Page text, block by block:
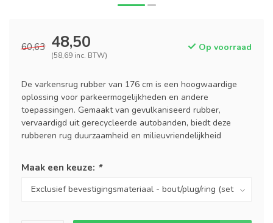
60,63 48,50
(58,69 inc. BTW)
Op voorraad
De varkensrug rubber van 176 cm is een hoogwaardige
oplossing voor parkeermogelijkheden en andere
toepassingen. Gemaakt van gevulkaniseerd rubber,
vervaardigd uit gerecycleerde autobanden, biedt deze
rubberen rug duurzaamheid en milieuvriendelijkheid
Maak een keuze: *